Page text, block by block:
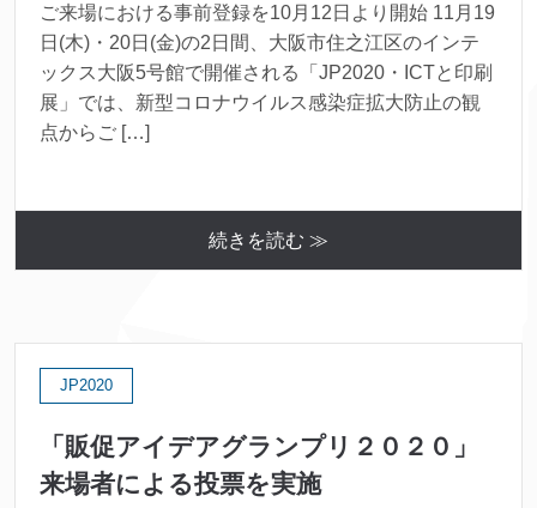
ご来場における事前登録を10月12日より開始 11月19
日(木)・20日(金)の2日間、大阪市住之江区のインテ
ックス大阪5号館で開催される「JP2020・ICTと印刷
展」では、新型コロナウイルス感染症拡大防止の観
点からご […]
続きを読む ≫
JP2020
「販促アイデアグランプリ２０２０」
来場者による投票を実施